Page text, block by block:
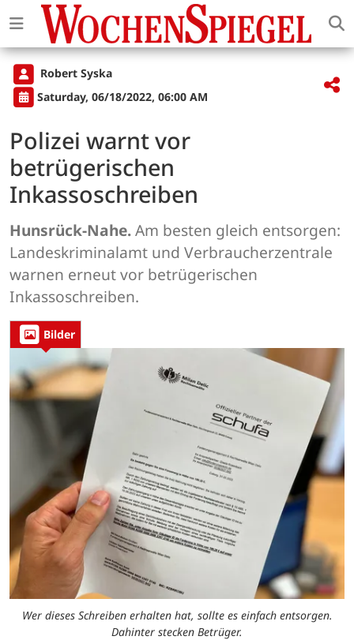
Robert Syska
Saturday, 06/18/2022, 06:00 AM
Polizei warnt vor
betrügerischen
Inkassoschreiben
Hunsrück-Nahe.Am besten gleich entsorgen:
Landeskriminalamt und Verbraucherzentrale
warnen erneut vor betrügerischen
Inkassoschreiben.
Bilder
Wer dieses Schreiben erhalten hat, sollte es einfach entsorgen.
Dahinter stecken Betrüger.